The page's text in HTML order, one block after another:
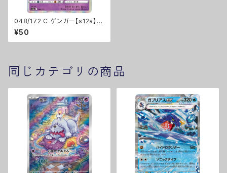
048/172 C ゲンガー【s12a】F
レギュ
¥50
同じカテゴリの商品